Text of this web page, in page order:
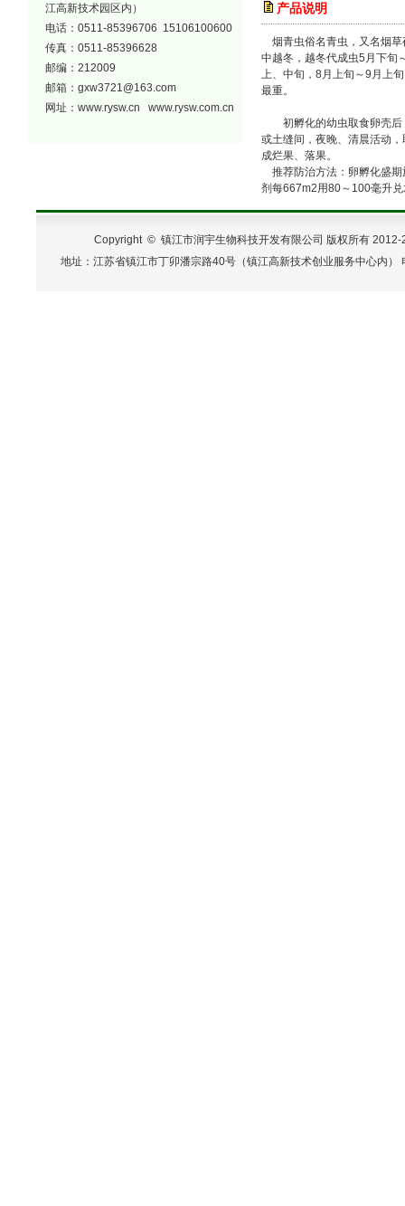
江高新技术园区内）
电话：0511-85396706 15106100600
传真：0511-85396628
邮编：212009
邮箱： gxw3721@163.com
网址： www.rysw.cn www.rysw.com.cn
产品说明
烟青虫俗名青虫，又名烟草
中越冬，越冬代成虫5月下旬
上、中旬，8月上旬～9月上
最重。
初孵化的幼虫取食卵壳后
或土缝间，夜晚、清晨活动
成烂果、落果。
推荐防治方法：卵孵化盛期
剂每667m2用80～100毫升
Copyright © 镇江市润宇生物科技开发有限公司 版权所有
地址：江苏省镇江市丁卯潘宗路40号（镇江高新技术创业服务中心内